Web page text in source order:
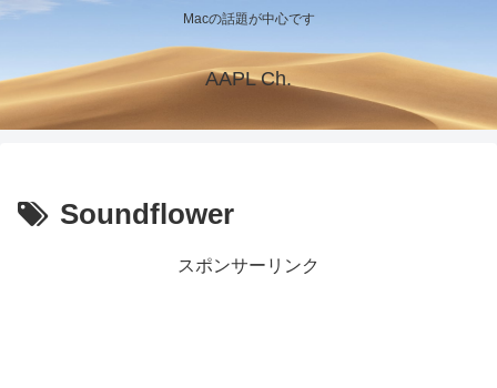
Macの話題が中心です
AAPL Ch.
Soundflower
スポンサーリンク